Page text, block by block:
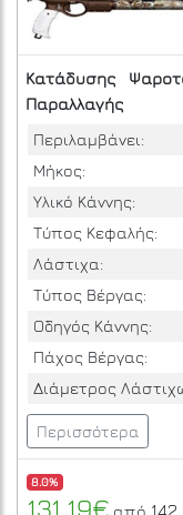
Κατάδυσης
Παραλλαγής
Περιλαμβάνει:
Μήκος:
Υλικό Κάννης:
Τύπος Κεφαλής:
Λάστιχα:
Τύπος Βέργας:
Οδηγός Κάννης:
Πάχος Βέργας:
Διάμετρος
Περισσότερα
8.0%
131.19€